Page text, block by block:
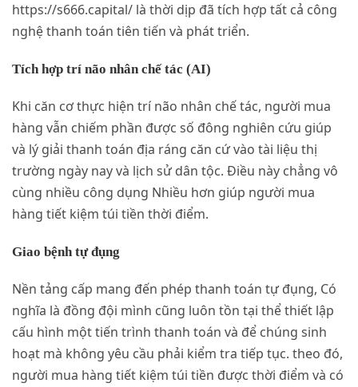
https://s666.capital/ là thời dịp đã tích hợp tất cả công
nghệ thanh toán tiên tiến và phát triển.
Tích hợp trí não nhân chế tác (AI)
Khi căn cơ thực hiện trí não nhân chế tác, người mua
hàng vẫn chiếm phần được số đông nghiên cứu giúp
và lý giải thanh toán địa ráng căn cứ vào tài liệu thị
trường ngày nay và lịch sử dân tộc. Điều này chẳng vô
cùng nhiều công dụng Nhiều hơn giúp người mua
hàng tiết kiệm túi tiền thời điểm.
Giao bệnh tự đụng
Nền tảng cấp mang đến phép thanh toán tự đụng, Có
nghĩa là đồng đội mình cũng luôn tồn tại thể thiết lập
cấu hình một tiến trình thanh toán và để chúng sinh
hoạt mà không yêu cầu phải kiểm tra tiếp tục. theo đó,
người mua hàng tiết kiệm túi tiền được thời điểm và có